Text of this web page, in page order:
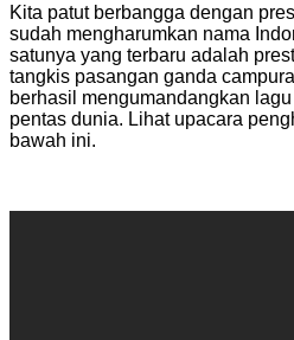
Kita patut berbangga dengan
sudah mengharumkan nama
satunya yang terbaru adalah
tangkis pasangan ganda
berhasil mengumandangkan
pentas dunia. Lihat upacara
bawah ini.